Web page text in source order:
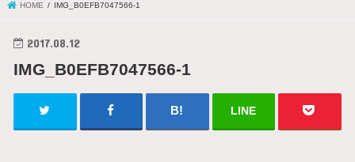
HOME IMG_B0EFB7047566-1
2017.08.12
IMG_B0EFB7047566-1
LINE